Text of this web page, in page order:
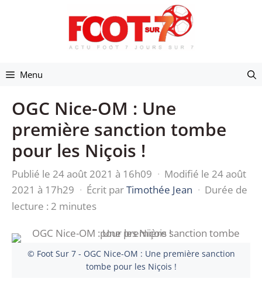
Menu
OGC Nice-OM : Une
première sanction tombe
pour les Niçois !
Publié le 24 août 2021 à 16h09 · Modifié le 24 août
2021 à 17h29 · Écrit parTimothée Jean · Durée de
lecture : 2 minutes
© Foot Sur 7 - OGC Nice-OM : Une première sanction
tombe pour les Niçois !